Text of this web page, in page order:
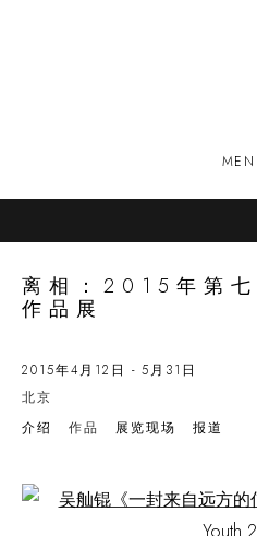
离相：2015年第
作品展
2015年4月12日 - 5月31日
北京
介绍
作品 展览现场 报道
Open a larger version of